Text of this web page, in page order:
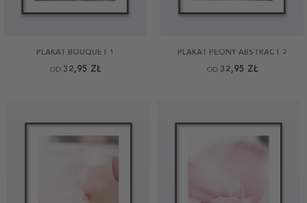
PLAKAT BOUQUET 1
OD 32,95 ZŁ
PLAKAT PEONY ABSTRACT 2
OD 32,95 ZŁ